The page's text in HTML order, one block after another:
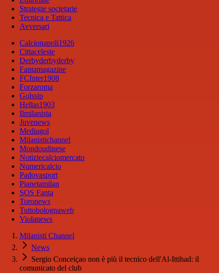
Strategie societarie
Tecnica e Tattica
Avversari
Calcionapoli1926
Cittaceleste
Derbyderbyderby
Fantamagazine
FCInter1908
Forzaroma
Golssip
Hellas1903
Ilmilanista
Juvenews
Mediagol
Milanistichannel
Mondoudinese
Notiziecalciomercato
Numericalcio
Padovasport
Pianetamilan
SOS Fanta
Toronews
Tuttobolognaweb
Violanews
Milanisti Channel
News
Sergio Conceiçao non è più il tecnico dell'Al-Ittihad: il
comunicato del club